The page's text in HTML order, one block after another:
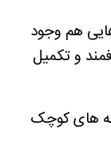
هایی هم وجود
و تکمیل
های کوچک